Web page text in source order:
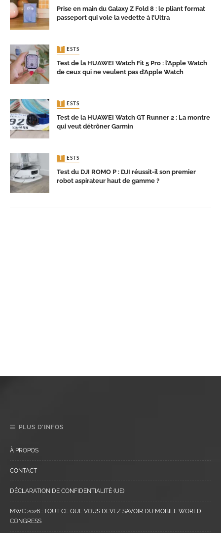
Prise en main du Galaxy Z Fold 8 : le pliant format
passeport qui vole la vedette à l’Ultra
TESTS
Test de la HUAWEI Watch Fit 5 Pro : l’Apple Watch
de ceux qui ne veulent pas d’Apple Watch
TESTS
Test de la HUAWEI Watch GT Runner 2 : La montre
qui veut détrôner Garmin
TESTS
Test du DJI ROMO P : DJI réussit-il son premier
robot aspirateur haut de gamme ?
PLUS D’INFOS
À PROPOS
CONTACT
DÉCLARATION DE CONFIDENTIALITÉ (UE)
MWC 2026 : TOUT CE QUE VOUS DEVEZ SAVOIR DU MOBILE WORLD
CONGRESS